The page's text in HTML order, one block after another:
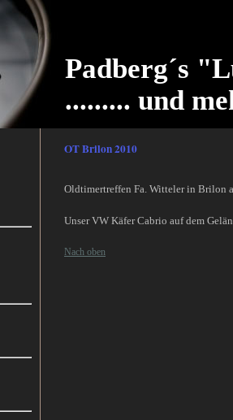
Padberg´s
......... und
OT Brilon 2010
Oldtimertreffen Fa. Witteler in Brilon
Unser VW Käfer Cabrio auf dem
Nach oben